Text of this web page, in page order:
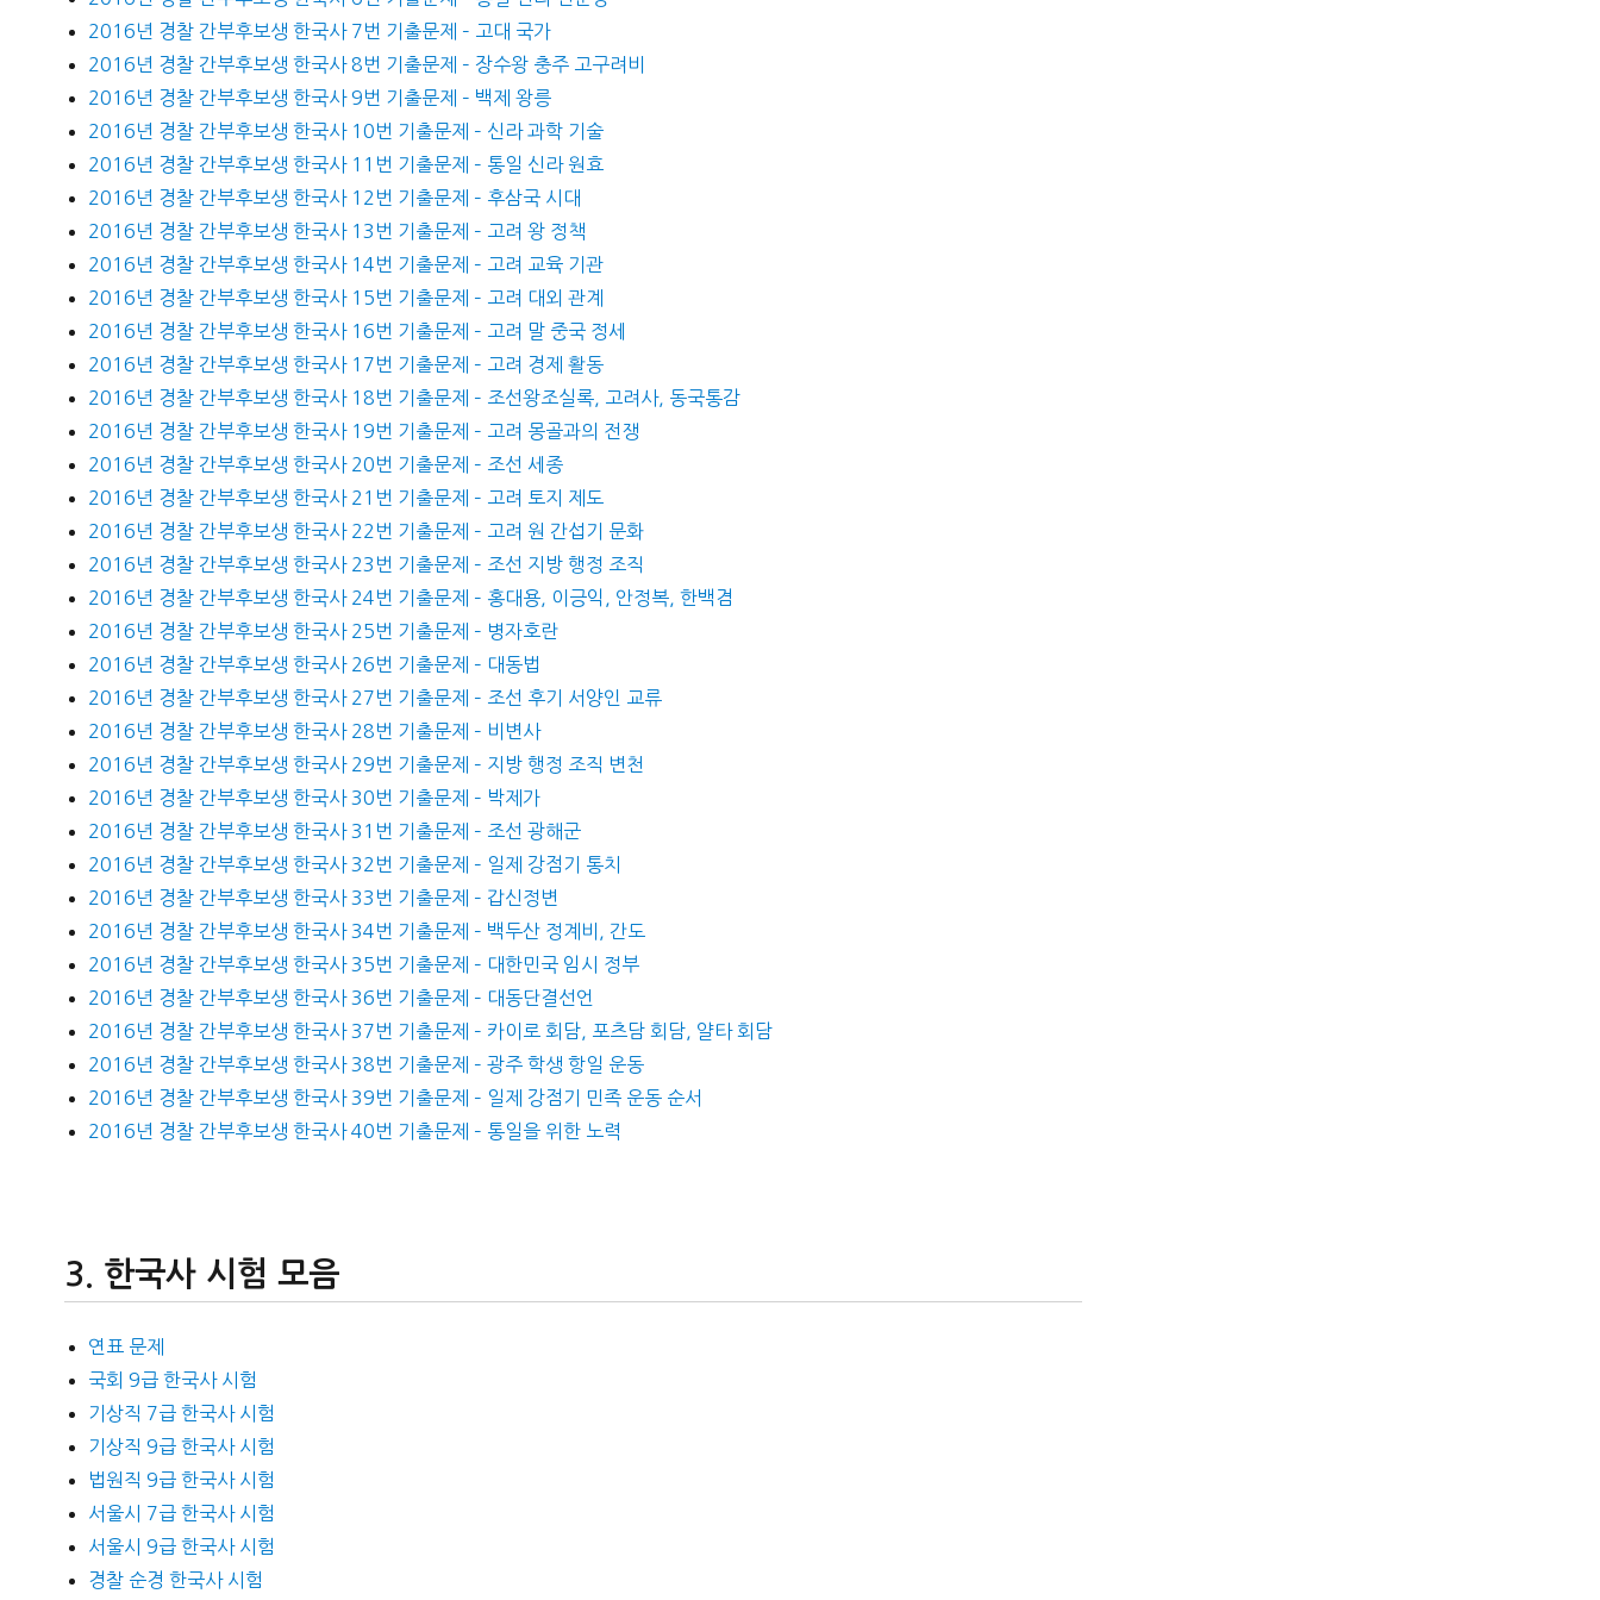
2016년 경찰 간부후보생 한국사 7번 기출문제 – 고대 국가
2016년 경찰 간부후보생 한국사 8번 기출문제 – 장수왕 충주 고구려비
2016년 경찰 간부후보생 한국사 9번 기출문제 – 백제 왕릉
2016년 경찰 간부후보생 한국사 10번 기출문제 – 신라 과학 기술
2016년 경찰 간부후보생 한국사 11번 기출문제 – 통일 신라 원효
2016년 경찰 간부후보생 한국사 12번 기출문제 – 후삼국 시대
2016년 경찰 간부후보생 한국사 13번 기출문제 – 고려 왕 정책
2016년 경찰 간부후보생 한국사 14번 기출문제 – 고려 교육 기관
2016년 경찰 간부후보생 한국사 15번 기출문제 – 고려 대외 관계
2016년 경찰 간부후보생 한국사 16번 기출문제 – 고려 말 중국 정세
2016년 경찰 간부후보생 한국사 17번 기출문제 – 고려 경제 활동
2016년 경찰 간부후보생 한국사 18번 기출문제 – 조선왕조실록, 고려사, 동국통감
2016년 경찰 간부후보생 한국사 19번 기출문제 – 고려 몽골과의 전쟁
2016년 경찰 간부후보생 한국사 20번 기출문제 – 조선 세종
2016년 경찰 간부후보생 한국사 21번 기출문제 – 고려 토지 제도
2016년 경찰 간부후보생 한국사 22번 기출문제 – 고려 원 간섭기 문화
2016년 경찰 간부후보생 한국사 23번 기출문제 – 조선 지방 행정 조직
2016년 경찰 간부후보생 한국사 24번 기출문제 – 홍대용, 이긍익, 안정복, 한백겸
2016년 경찰 간부후보생 한국사 25번 기출문제 – 병자호란
2016년 경찰 간부후보생 한국사 26번 기출문제 – 대동법
2016년 경찰 간부후보생 한국사 27번 기출문제 – 조선 후기 서양인 교류
2016년 경찰 간부후보생 한국사 28번 기출문제 – 비변사
2016년 경찰 간부후보생 한국사 29번 기출문제 – 지방 행정 조직 변천
2016년 경찰 간부후보생 한국사 30번 기출문제 – 박제가
2016년 경찰 간부후보생 한국사 31번 기출문제 – 조선 광해군
2016년 경찰 간부후보생 한국사 32번 기출문제 – 일제 강점기 통치
2016년 경찰 간부후보생 한국사 33번 기출문제 – 갑신정변
2016년 경찰 간부후보생 한국사 34번 기출문제 – 백두산 정계비, 간도
2016년 경찰 간부후보생 한국사 35번 기출문제 – 대한민국 임시 정부
2016년 경찰 간부후보생 한국사 36번 기출문제 – 대동단결선언
2016년 경찰 간부후보생 한국사 37번 기출문제 – 카이로 회담, 포츠담 회담, 얄타 회담
2016년 경찰 간부후보생 한국사 38번 기출문제 – 광주 학생 항일 운동
2016년 경찰 간부후보생 한국사 39번 기출문제 – 일제 강점기 민족 운동 순서
2016년 경찰 간부후보생 한국사 40번 기출문제 – 통일을 위한 노력
한국사 시험 모음
연표 문제
국회 9급 한국사 시험
기상직 7급 한국사 시험
기상직 9급 한국사 시험
법원직 9급 한국사 시험
서울시 7급 한국사 시험
서울시 9급 한국사 시험
경찰 순경 한국사 시험